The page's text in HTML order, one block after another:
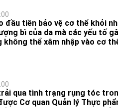
đầu tiên bảo vệ cơ thể khỏi
bì của da mà các yếu tố
thể xâm nhập vào cơ
qua tình trạng rụng tóc
Quản lý Thực phẩm và Dược phẩm Hoa